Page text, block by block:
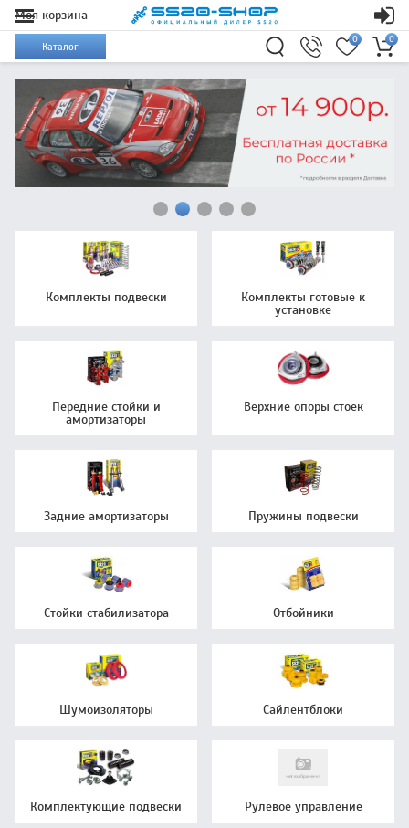
Моя корзина
Каталог
0
0
Комплекты подвески
Комплекты готовые к
установке
Передние стойки и
амортизаторы
Верхние опоры стоек
Задние амортизаторы Пружины подвески
Стойки стабилизатора Отбойники
Шумоизоляторы Сайлентблоки
Комплектующие подвески Рулевое управление